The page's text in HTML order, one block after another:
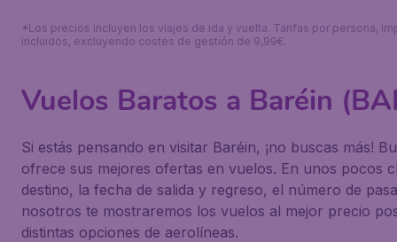
*Los precios incluyen los viajes de ida y vuelta. Tarifas por persona,
incluidos, excluyendo costes de gestión de 9,99€.
Vuelos Baratos a Baréin
Si estás pensando en visitar Baréin, ¡no buscas más!
ofrece sus mejores ofertas en vuelos. En unos pocos
destino, la fecha de salida y regreso, el número de
nosotros te mostraremos los vuelos al mejor precio
distintas opciones de aerolíneas.